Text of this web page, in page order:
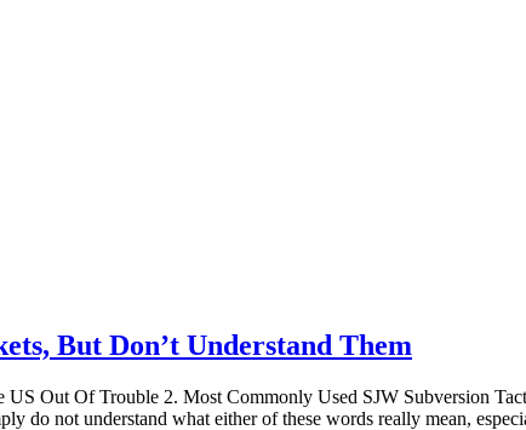
But Don’t Understand Them
Out Of Trouble 2. Most Commonly Used SJW Subversion
do not understand what either of these words really mean,